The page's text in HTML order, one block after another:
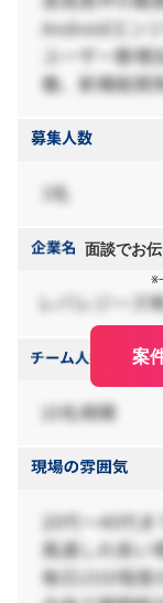
面談でお
※
案